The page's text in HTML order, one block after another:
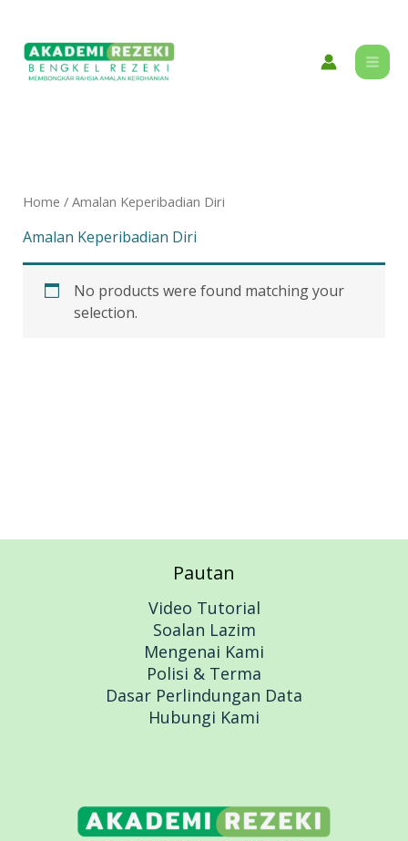
content
Home / Amalan Keperibadian Diri
Amalan Keperibadian Diri
No products were found matching your
selection.
Pautan
Video Tutorial
Soalan Lazim
Mengenai Kami
Polisi & Terma
Dasar Perlindungan Data
Hubungi Kami